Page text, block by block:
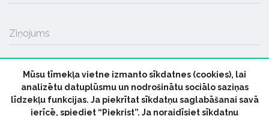
Ziņojums
SŪTĪT
Mūsu tīmekļa vietne izmanto sīkdatnes (cookies), lai
analizētu datuplūsmu un nodrošinātu sociālo saziņas
līdzekļu funkcijas. Ja piekrītat sīkdatņu saglabāšanai savā
ierīcē, spiediet “Piekrist”. Ja noraidīsiet sīkdatņu